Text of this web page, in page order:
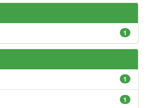
1
1
1